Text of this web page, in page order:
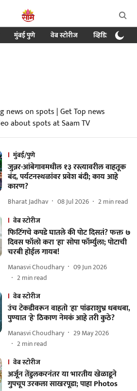
मुंबई पुणे वेब स्टोरीज व्हिडिओ
news on spots | Get Top news
about spots at Saam TV
मुंबई/पुणे
जुन्नर-आंबेगावमधील १३ रस्त्यावरील वाहतूक
बंद, पर्यटनस्थळांवर प्रवेश बंदी; काय आहे
कारण?
Bharat Jadhav 08 Jul 2026 2min read
वेब स्टोरीज
फिटिंगचे कपडे घातले की पोट दिसतं? फक्त ७
दिवस फॉलो करा 'हा' सोपा फॉर्म्युला; पोटाची
चरबी होईल गायब!
Manasvi Choudhary
09 Jun 2026
2min read
वेब स्टोरीज
उंच टेकडीवरून वाहतो 'हा' पांढराशुभ्र धबधबा,
पुण्यात 'हे' ठिकाण नेमकं आहे तरी कुठे?
Manasvi Choudhary
29 May 2026
2min read
वेब स्टोरीज
अर्जून तेंडुलकरनंतर या भारतीय खेळाडूने
गुपचूप उरकला साखरपूडा; पाहा Photos